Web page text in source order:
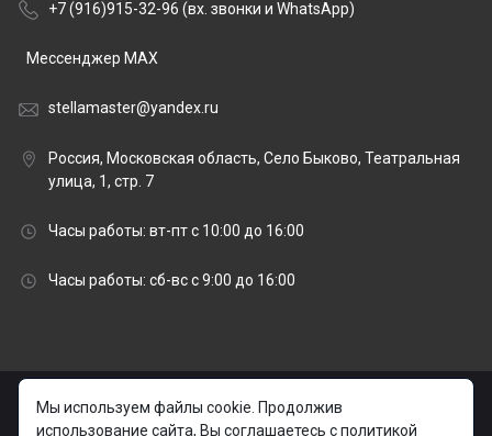
+7 (916)915-32-96 (вх. звонки и WhatsApp)
Мессенджер MAX
stellamaster@yandex.ru
Россия, Московская область, Село Быково, Театральная
улица, 1, стр. 7
Часы работы: вт-пт с 10:00 до 16:00
Часы работы: сб-вс с 9:00 до 16:00
© 2026 stellamaster.ru | «Стелла Мастер» Гранитная
мастерская |
Мы используем файлы cookie. Продолжив
использование сайта, Вы соглашаетесь с политикой